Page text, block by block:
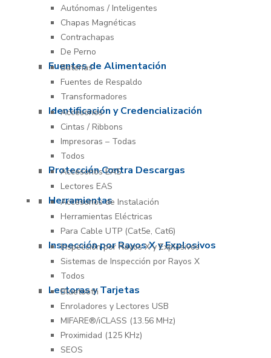
Autónomas / Inteligentes
Chapas Magnéticas
Contrachapas
De Perno
Fuentes de Alimentación
Baterías
Fuentes de Respaldo
Transformadores
Identificación y Credencialización
Accesorios
Cintas / Ribbons
Impresoras – Todas
Todos
Protección Contra Descargas
Accesorios EAS
Lectores EAS
Herramientas
Accesorios de Instalación
Herramientas Eléctricas
Para Cable UTP (Cat5e, Cat6)
Inspección por Rayos X y Explosivos
Inspección por Rayos X y Explosivos
Sistemas de Inspección por Rayos X
Todos
Lectoras y Tarjetas
Bluetooth
Enroladores y Lectores USB
MIFARE®/iCLASS (13.56 MHz)
Proximidad (125 KHz)
SEOS